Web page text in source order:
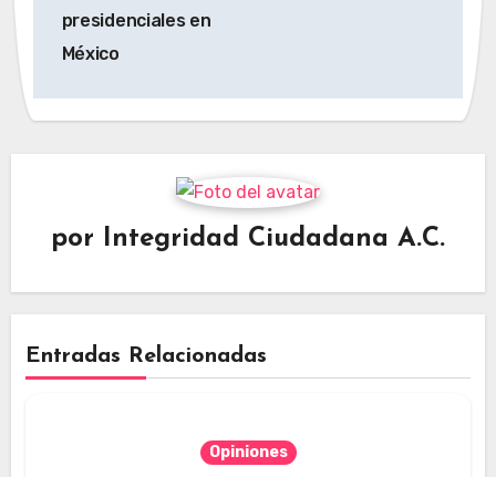
entradas
presidenciales en
México
por Integridad Ciudadana A.C.
Entradas Relacionadas
Opiniones